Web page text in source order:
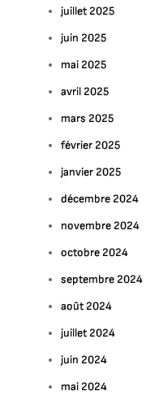
juillet 2025
juin 2025
mai 2025
avril 2025
mars 2025
février 2025
janvier 2025
décembre 2024
novembre 2024
octobre 2024
septembre 2024
août 2024
juillet 2024
juin 2024
mai 2024